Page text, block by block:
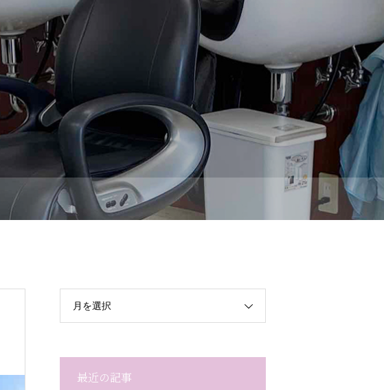
月を選択
最近の記事